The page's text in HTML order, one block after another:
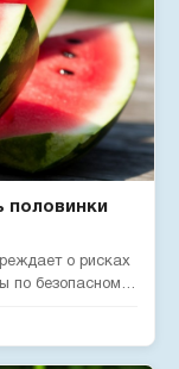
половинки
о рисках
по безопасному